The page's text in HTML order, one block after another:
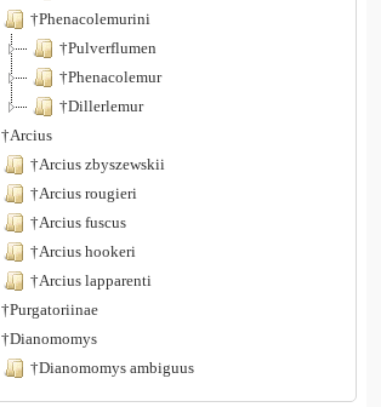
†Phenacolemurini
†Pulverflumen
†Phenacolemur
†Dillerlemur
†Arcius
†Arcius zbyszewskii
†Arcius rougieri
†Arcius fuscus
†Arcius hookeri
†Arcius lapparenti
†Purgatoriinae
†Dianomomys
†Dianomomys ambiguus